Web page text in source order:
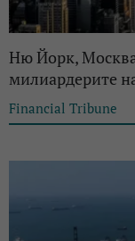
Ню Йорк,
милиардерите
Financial Tribune